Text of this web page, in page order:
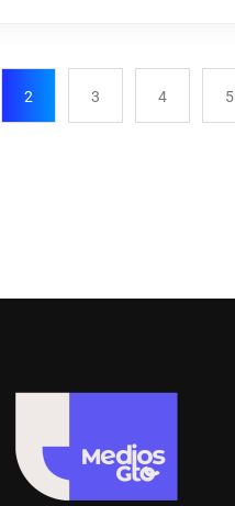
2 3 4 5